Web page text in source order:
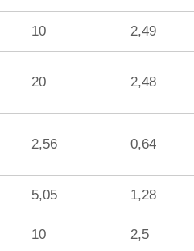
10 2,49
20 2,48
2,56 0,64
5,05 1,28
10 2,5